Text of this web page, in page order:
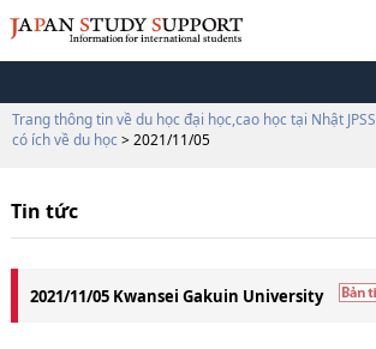
Trang thông tin về du học đại học,cao học tại Nhật JPSS
có ích về du học > 2021/11/05
Tin tức
2021/11/05 Kwansei Gakuin University